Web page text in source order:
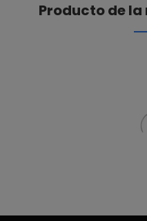
Producto de